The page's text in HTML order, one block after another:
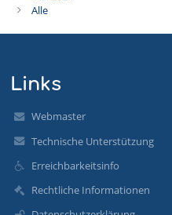
Alle
Links
Webmaster
Technische Unterstützung
Erreichbarkeitsinfo
Rechtliche Informationen